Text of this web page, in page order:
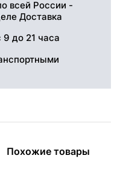
всей России -
Доставка
до 21 часа
Похожие товары